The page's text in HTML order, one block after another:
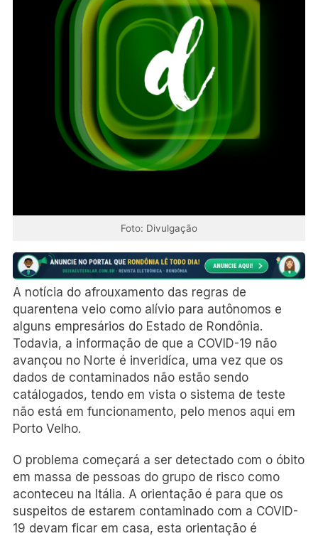
Foto: Divulgação
A notícia do afrouxamento das regras de
quarentena veio como alívio para autônomos e
alguns empresários do Estado de Rondônia.
Todavia, a informação de que a COVID-19 não
avançou no Norte é inveridíca, uma vez que os
dados de contaminados não estão sendo
catálogados, tendo em vista o sistema de teste
não está em funcionamento, pelo menos aqui em
Porto Velho.
O problema começará a ser detectado com o óbito
em massa de pessoas do grupo de risco como
aconteceu na Itália. A orientação é para que os
suspeitos de estarem contaminado com a COVID-
19 devam ficar em casa, esta orientação é